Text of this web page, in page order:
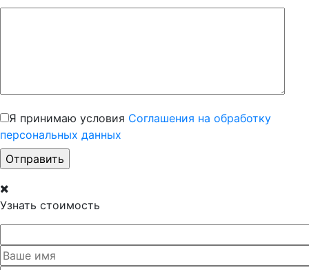
Я принимаю условия Соглашения на обработку
персональных данных
Узнать стоимость